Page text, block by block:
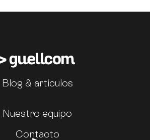
Blog & artículos
Nuestro equipo
Contacto